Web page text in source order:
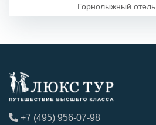
Горнолыжный отель
+7 (495) 956-07-98